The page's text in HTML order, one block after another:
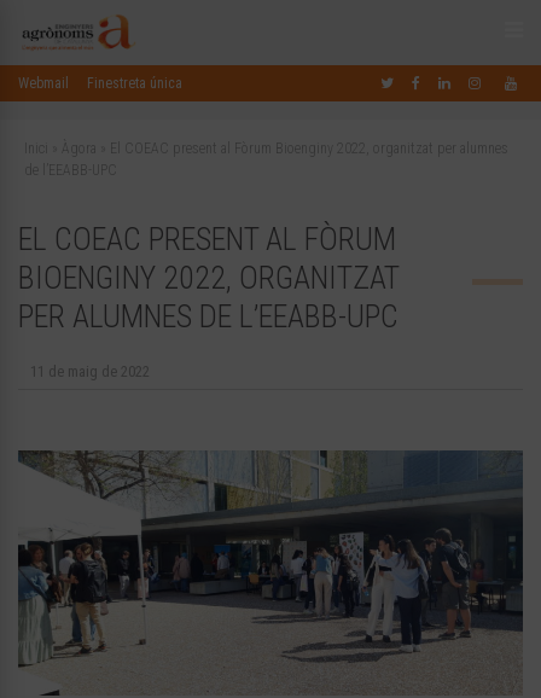
Webmail Finestreta única
Inici Àgora
El COEAC present al Fòrum Bioenginy 2022, organitzat per alumnes
de l’EEABB-UPC
EL COEAC PRESENT AL FÒRUM
BIOENGINY 2022, ORGANITZAT
PER ALUMNES DE L’EEABB-UPC
11 de maig de 2022